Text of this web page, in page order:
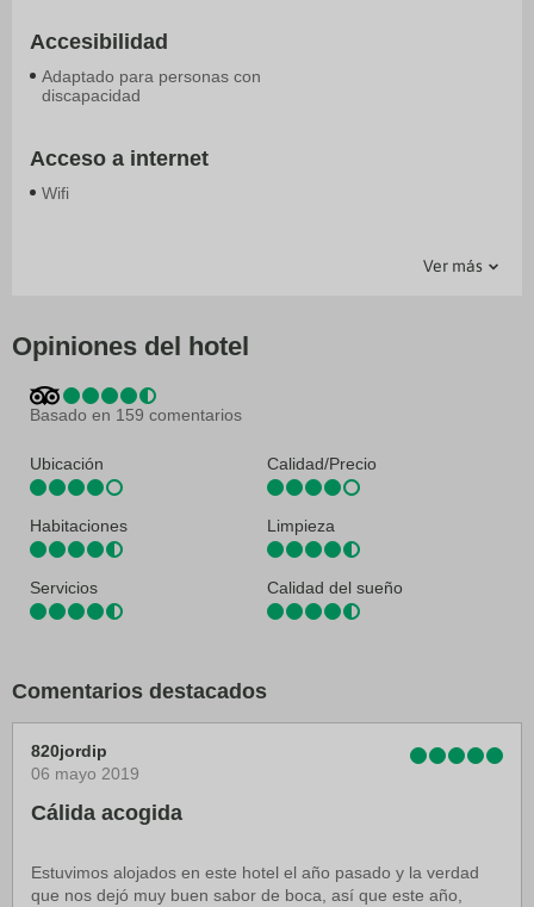
Accesibilidad
Adaptado para personas con
discapacidad
Acceso a internet
Wifi
Spa
Servicio de lavandería
Tiendas en el hotel
Ver más
Opiniones del hotel
Basado en 159 comentarios
Ubicación Calidad/Precio
Habitaciones Limpieza
Servicios Calidad del sueño
Comentarios destacados
820jordip
06 mayo 2019
Cálida acogida
Estuvimos alojados en este hotel el año pasado y la verdad
que nos dejó muy buen sabor de boca, así que este año,